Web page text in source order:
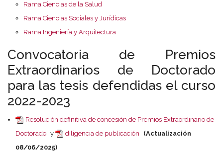
Rama Ciencias de la Salud
Rama Ciencias Sociales y Jurídicas
Rama Ingeniería y Arquitectura
Convocatoria de Premios
Extraordinarios de Doctorado
para las tesis defendidas el curso
2022-2023
Resolución definitiva de concesión de Premios Extraordinario de
Doctorado y diligencia de publicación
(Actualización
08/06/2025)